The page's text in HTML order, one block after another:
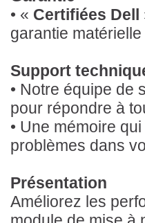
• « Certifiées Dell
garantie
Support
• Notre équipe de
pour répondre à
• Une mémoire
problèmes dans
Présentation
Améliorez les